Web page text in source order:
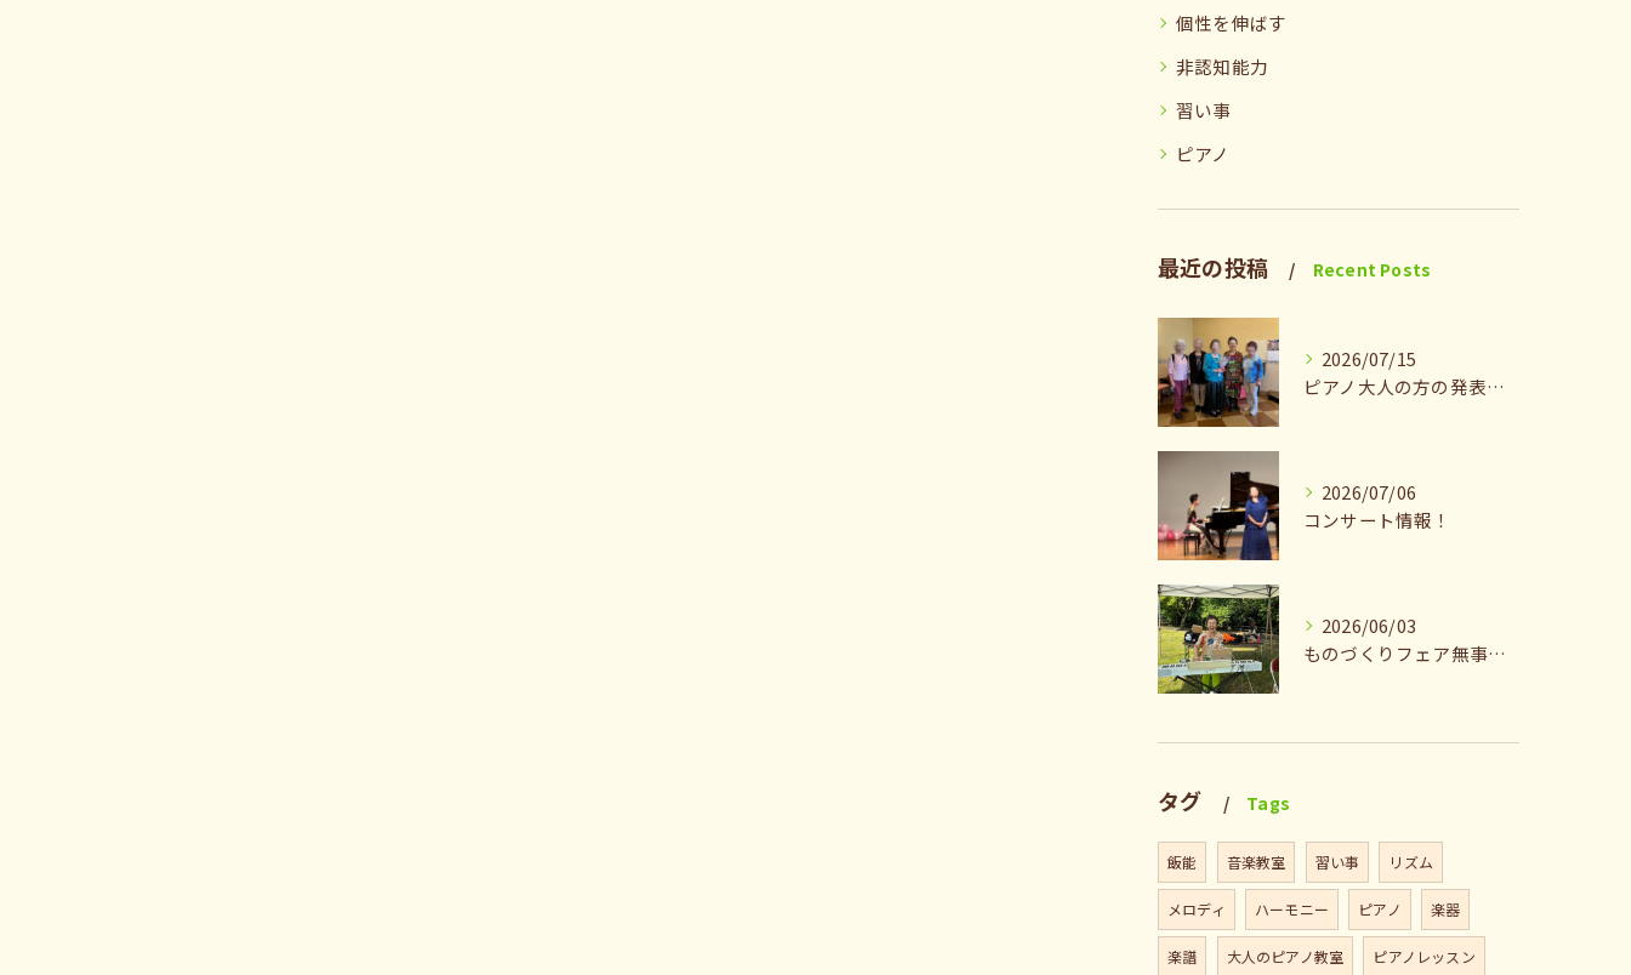
個性を伸ばす
非認知能力
習い事
ピアノ
最近の投稿 Recent Posts
2026/07/15
ピアノ大人の方の発表会兼ねたお茶会🎵
2026/07/06
コンサート情報！
2026/06/03
ものづくりフェア無事終了♪ありがとうございました。
タグ Tags
飯能 音楽教室 習い事 リズム
メロディ ハーモニー ピアノ 楽器
楽譜 大人のピアノ教室 ピアノレッスン